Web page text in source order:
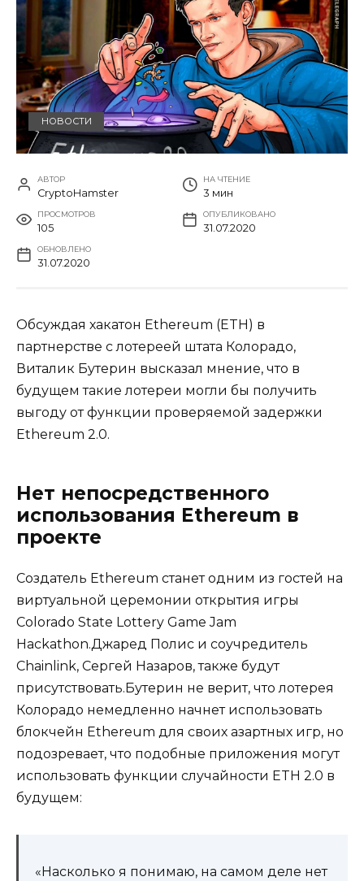
НОВОСТИ
АВТОР
CryptoHamster
НА ЧТЕНИЕ
3 мин
ПРОСМОТРОВ
105
ОПУБЛИКОВАНО
31.07.2020
ОБНОВЛЕНО
31.07.2020
Обсуждая хакатон Ethereum (ETH) в
партнерстве с лотереей штата Колорадо,
Виталик Бутерин высказал мнение, что в
будущем такие лотереи могли бы получить
выгоду от функции проверяемой задержки
Ethereum 2.0.
Нет непосредственного
использования Ethereum в
проекте
Создатель Ethereum станет одним из гостей на
виртуальной церемонии открытия игры
Colorado State Lottery Game Jam
Hackathon.Джаред Полис и соучредитель
Chainlink, Сергей Назаров, также будут
присутствовать.Бутерин не верит, что лотерея
Колорадо немедленно начнет использовать
блокчейн Ethereum для своих азартных игр, но
подозревает, что подобные приложения могут
использовать функции случайности ETH 2.0 в
будущем:
«Насколько я понимаю, на самом деле нет